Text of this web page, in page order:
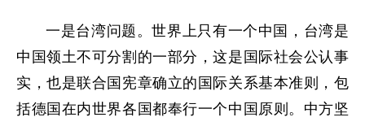
一是台湾问题。世界上只有一个中国，台湾是
中国领土不可分割的一部分，这是国际社会公认事
实，也是联合国宪章确立的国际关系基本准则，包
括德国在内世界各国都奉行一个中国原则。中方坚